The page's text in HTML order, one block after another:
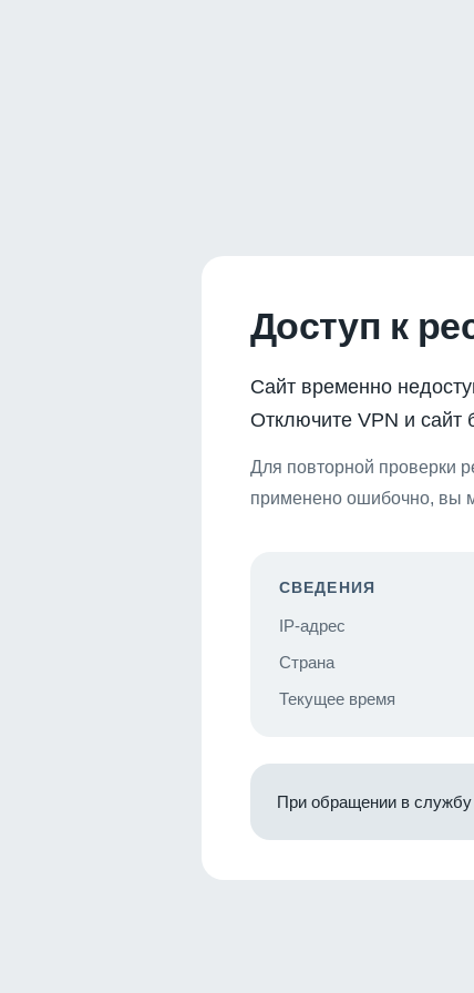
Доступ к
Сайт временно
Отключите VPN и сайт
Для повторной проверки
применено ошибочно, вы
СВЕДЕНИЯ
IP-адрес
Страна
Текущее время
При обращении в службу